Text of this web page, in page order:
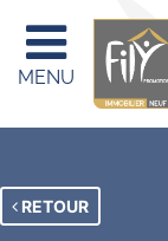
MENU
RETOUR